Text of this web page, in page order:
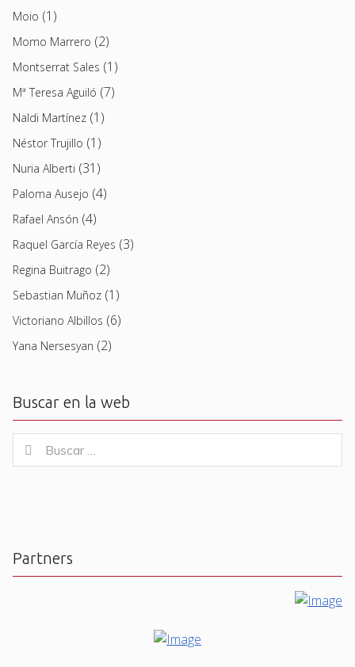
Moio (1)
Momo Marrero (2)
Montserrat Sales (1)
Mª Teresa Aguiló (7)
Naldi Martínez (1)
Néstor Trujillo (1)
Nuria Alberti (31)
Paloma Ausejo (4)
Rafael Ansón (4)
Raquel García Reyes (3)
Regina Buitrago (2)
Sebastian Muñoz (1)
Victoriano Albillos (6)
Yana Nersesyan (2)
Buscar en la web
for:
Buscar
Partners